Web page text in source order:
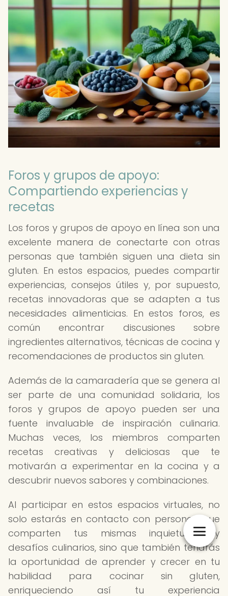
Foros y grupos de apoyo:
Compartiendo experiencias y
recetas
Los foros y grupos de apoyo en línea son una
excelente manera de conectarte con otras
personas que también siguen una dieta sin
gluten. En estos espacios, puedes compartir
experiencias, consejos útiles y, por supuesto,
recetas innovadoras que se adapten a tus
necesidades alimenticias. En estos foros, es
común encontrar discusiones sobre
ingredientes alternativos, técnicas de cocina y
recomendaciones de productos sin gluten.
Además de la camaradería que se genera al
ser parte de una comunidad solidaria, los
foros y grupos de apoyo pueden ser una
fuente invaluable de inspiración culinaria.
Muchas veces, los miembros comparten
recetas creativas y deliciosas que te
motivarán a experimentar en la cocina y a
descubrir nuevos sabores y combinaciones.
Al participar en estos espacios virtuales, no
solo estarás en contacto con personas que
comparten tus mismas inquietudes y
desafíos culinarios, sino que también tendrás
la oportunidad de aprender y crecer en tu
habilidad para cocinar sin gluten,
enriqueciendo así tu experiencia